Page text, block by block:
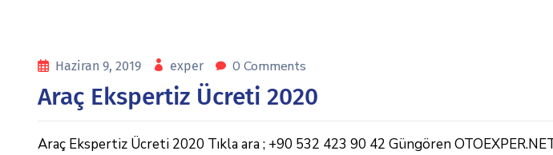
Haziran 9, 2019 exper 0 Comments
Araç Ekspertiz Ücreti 2020
Araç Ekspertiz Ücreti 2020 Tıkla ara ; +90 532 423 90 42 Güngören